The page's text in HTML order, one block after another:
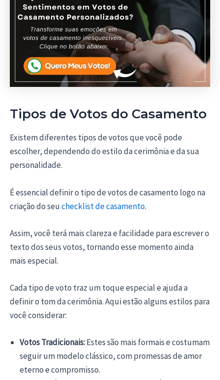
Tipos de Votos do Casamento
Existem diferentes tipos de votos que você pode
escolher, dependendo do estilo da cerimônia e da sua
personalidade.
É essencial definir o tipo de votos de casamento logo na
criação do seuchecklist de casamento.
Assim, você terá mais clareza e facilidade para escrever o
texto dos seus votos, tornando esse momento ainda
mais especial.
Cada tipo de voto traz um toque especial e ajuda a
definir o tom da cerimônia. Aqui estão alguns estilos para
você considerar:
Votos Tradicionais:Estes são mais formais e costumam
seguir um modelo clássico, com promessas de amor
eterno e compromisso.